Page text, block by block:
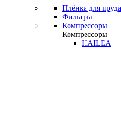
Плёнка для пруда
Фильтры
Компрессоры
Компрессоры
HAILEA